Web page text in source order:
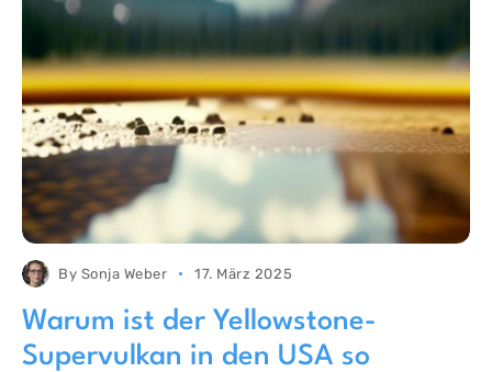
By Sonja Weber 17. März 2025
Warum ist der Yellowstone-
Supervulkan in den USA so